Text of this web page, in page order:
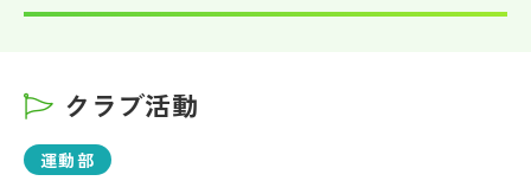
クラブ活動
運動部